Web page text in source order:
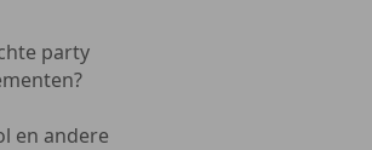
party
en andere